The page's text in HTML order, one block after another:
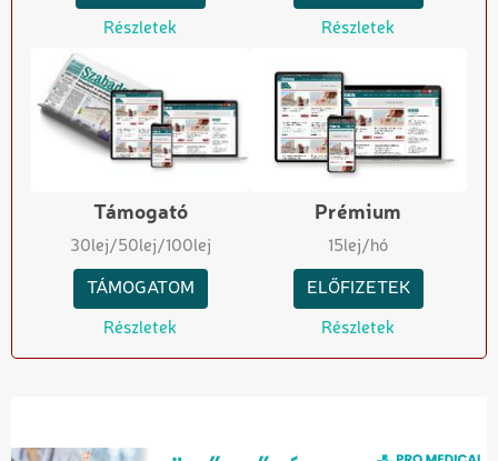
Részletek Részletek
Támogató
30lej/50lej/100lej
TÁMOGATOM
Részletek
Prémium
15lej/hó
ELŐFIZETEK
Részletek